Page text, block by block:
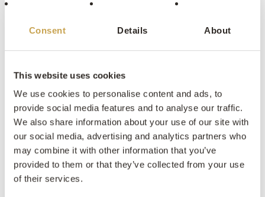
Consent Details About
This website uses cookies
We use cookies to personalise content and ads, to
provide social media features and to analyse our traffic.
We also share information about your use of our site with
our social media, advertising and analytics partners who
may combine it with other information that you’ve
provided to them or that they’ve collected from your use
of their services.
Luxe villa Bloemendaal